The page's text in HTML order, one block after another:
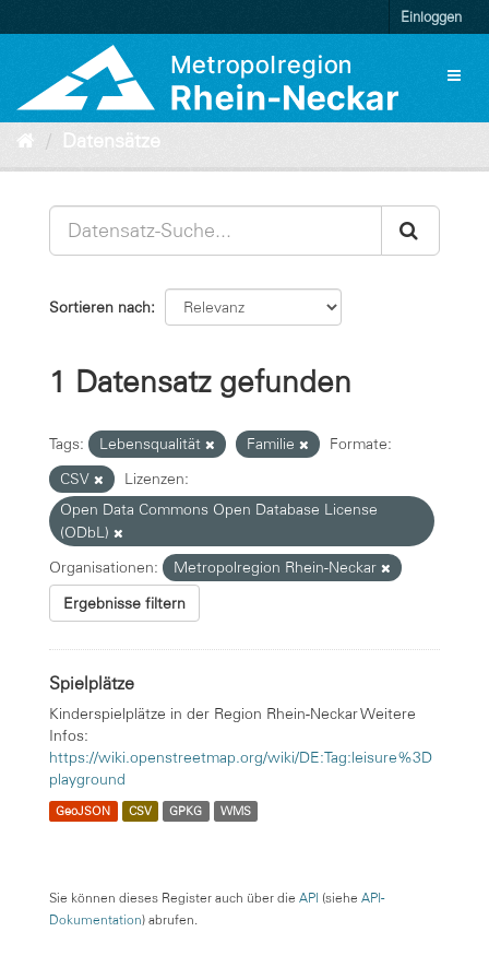
zum
Einloggen
Datensätze
Sortieren nach
1 Datensatz gefunden
Tags: Lebensqualität Familie
Formate:
CSV
Lizenzen:
Open Data Commons Open Database License
(ODbL)
Organisationen:
Metropolregion Rhein-Neckar
Ergebnisse filtern
Spielplätze
Kinderspielplätze in der Region Rhein-Neckar Weitere
Infos:
https://wiki.openstreetmap.org/wiki/DE:Tag:leisure%3D
playground
GeoJSON CSV GPKG WMS
Sie können dieses Register auch über die API (siehe API-
Dokumentation) abrufen.